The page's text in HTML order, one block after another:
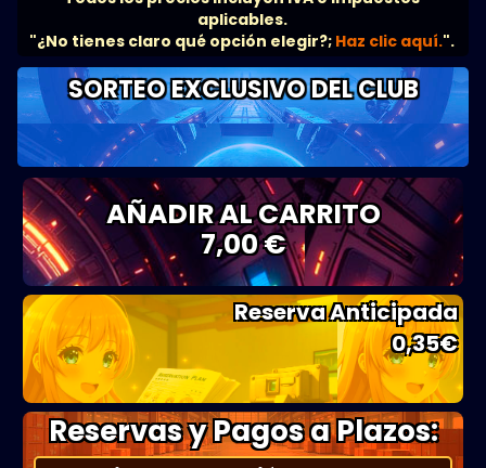
aplicables.
"¿No tienes claro qué opción elegir?; Haz clic aquí.".
SORTEO EXCLUSIVO DEL CLUB
AÑADIR AL CARRITO
7,00 €
Reserva Anticipada
0,35€
Reservas y Pagos a Plazos: